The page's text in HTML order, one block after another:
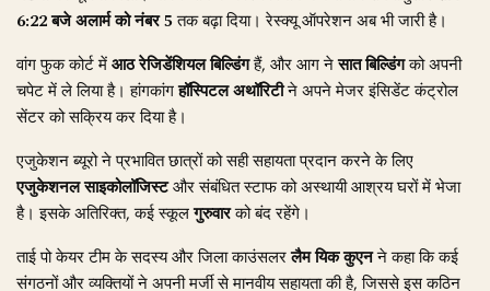
6:22 बजे अलार्म को नंबर 5तक बढ़ा दिया। रेस्क्यू ऑपरेशन अब भी जारी है।
वांग फुक कोर्ट मेंआठ रेजिडेंशियल बिल्डिंगहैं, और आग नेसात बिल्डिंगको अपनी
चपेट में ले लिया है। हांगकांगहॉस्पिटल अथॉरिटीने अपने मेजर इंसिडेंट कंट्रोल
सेंटर को सक्रिय कर दिया है।
एजुकेशन ब्यूरो ने प्रभावित छात्रों को सही सहायता प्रदान करने के लिए
एजुकेशनल साइकोलॉजिस्टऔर संबंधित स्टाफ को अस्थायी आश्रय घरों में भेजा
है। इसके अतिरिक्त, कई स्कूलगुरुवारको बंद रहेंगे।
ताई पो केयर टीम के सदस्य और जिला काउंसलरलैम यिक कुएनने कहा कि कई
संगठनों और व्यक्तियों ने अपनी मर्जी से मानवीय सहायता की है, जिससे इस कठिन